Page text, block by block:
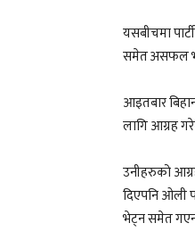
यसबीचमा
समेत असफल
आइतबार
लागि आग्रह
उनीहरुको
दिएपनि ओली
भेट्न समेत